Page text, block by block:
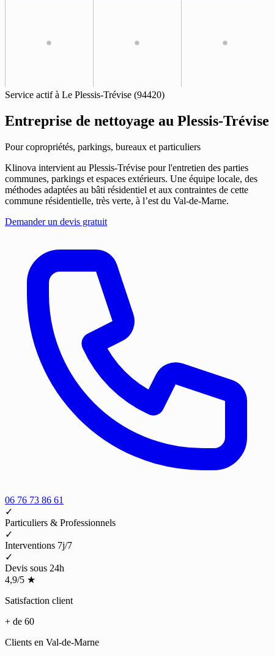
Service actif à Le Plessis-Trévise (94420)
Entreprise de nettoyage au Plessis-Trévise
Pour copropriétés, parkings, bureaux et particuliers
Klinova intervient au Plessis-Trévise pour l'entretien des parties
communes, parkings et espaces extérieurs. Une équipe locale, des
méthodes adaptées au bâti résidentiel et aux contraintes de cette
commune résidentielle, très verte, à l’est du Val-de-Marne.
Demander un devis gratuit
06 76 73 86 61
✓
Particuliers & Professionnels
✓
Interventions 7j/7
✓
Devis sous 24h
4,9/5 ★
Satisfaction client
+ de 60
Clients en Val-de-Marne